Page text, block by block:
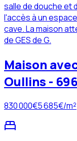
salle de douche et
l'accès à un
cave. La maison
de GES de G.
Maison
Oullins -
830 000€5 685€/m²